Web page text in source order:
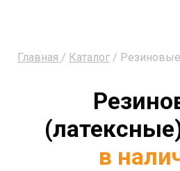
Главная / Каталог /
в